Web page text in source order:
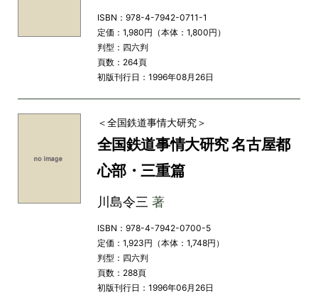
ISBN：978-4-7942-0711-1
定価：1,980円（本体：1,800円）
判型：四六判
頁数：264頁
初版刊行日：1996年08月26日
＜全国鉄道事情大研究＞
全国鉄道事情大研究 名古屋都
心部・三重篇
川島令三 著
ISBN：978-4-7942-0700-5
定価：1,923円（本体：1,748円）
判型：四六判
頁数：288頁
初版刊行日：1996年06月26日